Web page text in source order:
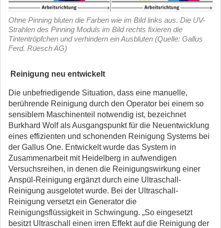
Ohne Pinning bluten die Farben wie im Bild links aus. Die UV-
Strahlen des Pinning Moduls im Bild rechts fixieren die
Tintentröpfchen und verhindern ein Ausbluten (Quelle: Gallus
Ferd. Rüesch AG)
Reinigung neu entwickelt
Die unbefriedigende Situation, dass eine manuelle,
berührende Reinigung durch den Operator bei einem so
sensiblem Maschinenteil notwendig ist, bezeichnet
Burkhard Wolf als Ausgangspunkt für die Neuentwicklung
eines effizienten und schonenden Reinigung Systems bei
der Gallus One. Entwickelt wurde das System in
Zusammenarbeit mit Heidelberg in aufwendigen
Versuchsreihen, in denen die Reinigungswirkung einer
Anspül-Reinigung ergänzt durch eine Ultraschall-
Reinigung ausgelotet wurde. Bei der Ultraschall-
Reinigung versetzt ein Generator die
Reinigungsflüssigkeit in Schwingung. „So eingesetzt
besitzt Ultraschall einen irren Effekt auf die Reinigung der